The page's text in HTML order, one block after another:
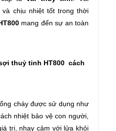
và chịu nhiệt tốt trong thời
mang đến sự an toàn
thuỷ tinh HT800 cách
cháy được sử dụng như
nhiệt bảo vệ con người,
trị, nhạy cảm với lửa khỏi